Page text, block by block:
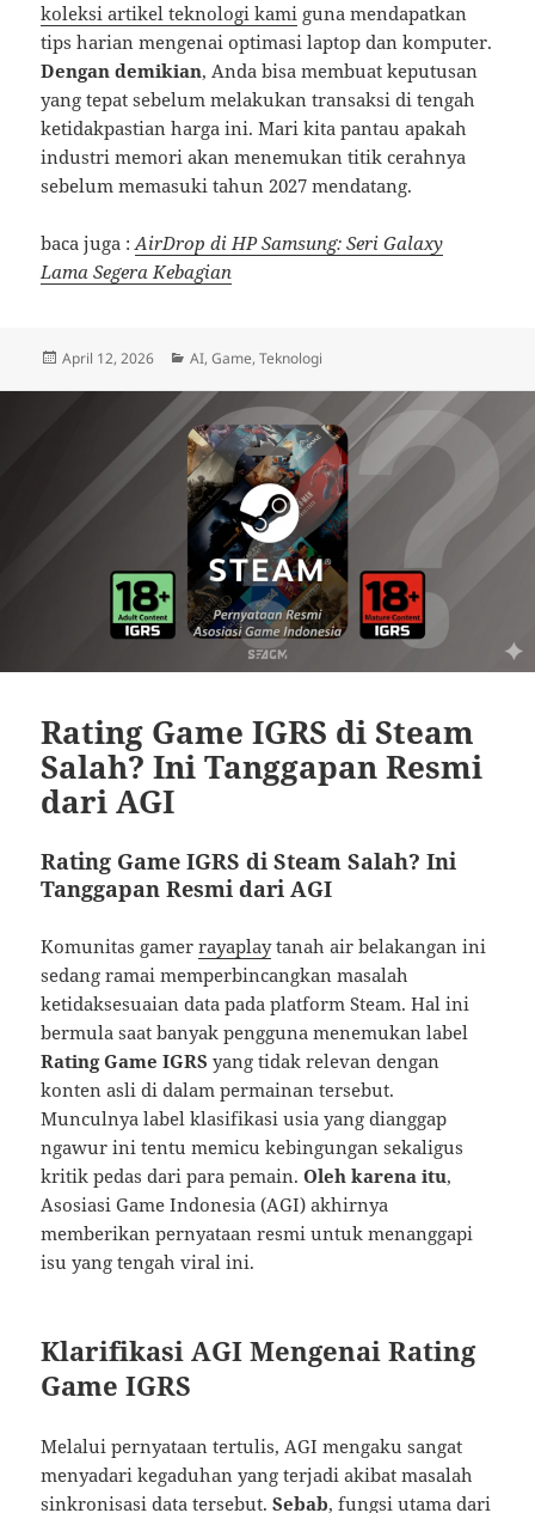
koleksi artikel teknologi kami guna mendapatkan
tips harian mengenai optimasi laptop dan komputer.
Dengan demikian, Anda bisa membuat keputusan
yang tepat sebelum melakukan transaksi di tengah
ketidakpastian harga ini. Mari kita pantau apakah
industri memori akan menemukan titik cerahnya
sebelum memasuki tahun 2027 mendatang.
baca juga :AirDrop di HP Samsung: Seri Galaxy
Lama Segera Kebagian
Posted
April 12, 2026 Categories
AI,Game,Teknologi
Rating Game IGRS di Steam
Salah? Ini Tanggapan Resmi
dari AGI
Rating Game IGRS di Steam Salah? Ini
Tanggapan Resmi dari AGI
Komunitas gamerrayaplaytanah air belakangan ini
sedang ramai memperbincangkan masalah
ketidaksesuaian data pada platform Steam. Hal ini
bermula saat banyak pengguna menemukan label
Rating Game IGRS yang tidak relevan dengan
konten asli di dalam permainan tersebut.
Munculnya label klasifikasi usia yang dianggap
ngawur ini tentu memicu kebingungan sekaligus
kritik pedas dari para pemain.Oleh karena itu,
Asosiasi Game Indonesia (AGI) akhirnya
memberikan pernyataan resmi untuk menanggapi
isu yang tengah viral ini.
Klarifikasi AGI Mengenai Rating
Game IGRS
Melalui pernyataan tertulis, AGI mengaku sangat
menyadari kegaduhan yang terjadi akibat masalah
sinkronisasi data tersebut.Sebab, fungsi utama dari